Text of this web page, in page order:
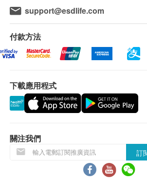
support@esdlife.com
付款方法
下載應用程式
關注我們
訂